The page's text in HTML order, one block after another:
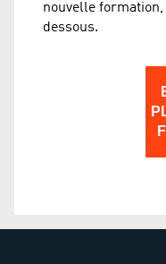
nouvelle
dessous.